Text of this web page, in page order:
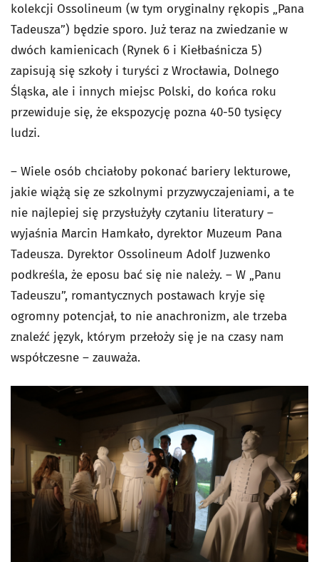
kolekcji Ossolineum (w tym oryginalny rękopis „Pana
Tadeusza”) będzie sporo. Już teraz na zwiedzanie w
dwóch kamienicach (Rynek 6 i Kiełbaśnicza 5)
zapisują się szkoły i turyści z Wrocławia, Dolnego
Śląska, ale i innych miejsc Polski, do końca roku
przewiduje się, że ekspozycję pozna 40-50 tysięcy
ludzi.
– Wiele osób chciałoby pokonać bariery lekturowe,
jakie wiążą się ze szkolnymi przyzwyczajeniami, a te
nie najlepiej się przysłużyły czytaniu literatury –
wyjaśnia Marcin Hamkało, dyrektor Muzeum Pana
Tadeusza. Dyrektor Ossolineum Adolf Juzwenko
podkreśla, że eposu bać się nie należy. – W „Panu
Tadeuszu”, romantycznych postawach kryje się
ogromny potencjał, to nie anachronizm, ale trzeba
znaleźć język, którym przełoży się je na czasy nam
współczesne – zauważa.